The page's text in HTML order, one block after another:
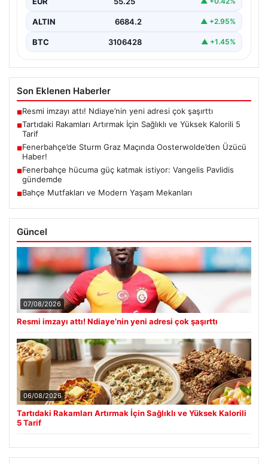
ALTIN 6684.2 ▲ +2.95%
BTC 3106428 ▲ +1.45%
Son Eklenen Haberler
■Resmi imzayı attı! Ndiaye’nin yeni adresi çok şaşırttı
■Tartıdaki Rakamları Artırmak İçin Sağlıklı ve Yüksek Kalorili 5
Tarif
■Fenerbahçe’de Sturm Graz Maçında Oosterwolde’den Üzücü
Haber!
■Fenerbahçe hücuma güç katmak istiyor: Vangelis Pavlidis
gündemde
■Bahçe Mutfakları ve Modern Yaşam Mekanları
Güncel
07/08/2026
Resmi imzayı attı! Ndiaye’nin yeni adresi çok şaşırttı
06/08/2026
Tartıdaki Rakamları Artırmak İçin Sağlıklı ve Yüksek Kalorili
5 Tarif